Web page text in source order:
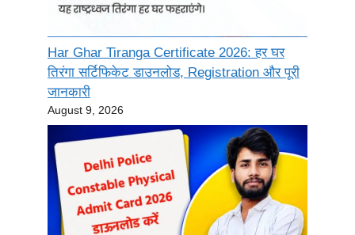
Har Ghar Tiranga Certificate 2026: हर घर
तिरंगा सर्टिफिकेट डाउनलोड, Registration और पूरी
जानकारी
August 9, 2026